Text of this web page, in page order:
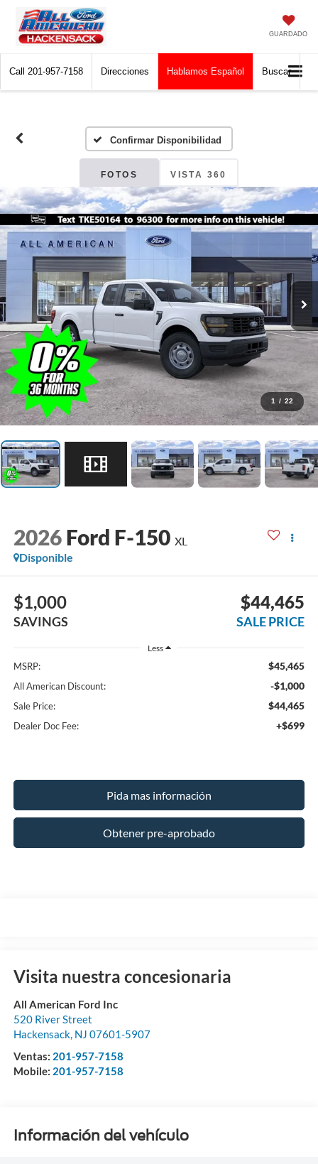
GUARDADO
Call 201-957-7158 Direcciones Hablamos Español Buscar
Confirmar Disponibilidad
FOTOS VISTA 360
1 / 22
2026 Ford F-150 XL
Disponible
$1,000
SAVINGS
$44,465
SALE PRICE
Less
MSRP: $45,465
All American Discount: -$1,000
Sale Price: $44,465
Dealer Doc Fee: +$699
Pida mas información
Obtener pre-aprobado
Visita nuestra concesionaria
All American Ford Inc
520 River Street
Hackensack, NJ 07601-5907
Ventas: 201-957-7158
Mobile: 201-957-7158
Información del vehículo